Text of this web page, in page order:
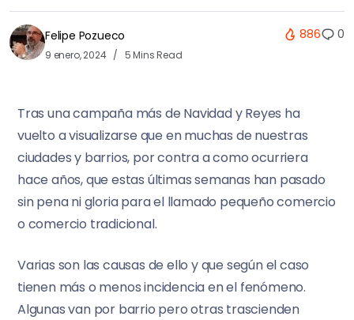
Felipe Pozueco
9 enero, 2024 5 Mins Read
886 0
Tras una campaña más de Navidad y Reyes ha
vuelto a visualizarse que en muchas de nuestras
ciudades y barrios, por contra a como ocurriera
hace años, que estas últimas semanas han pasado
sin pena ni gloria para el llamado pequeño comercio
o comercio tradicional.
Varias son las causas de ello y que según el caso
tienen más o menos incidencia en el fenómeno.
Algunas van por barrio pero otras trascienden